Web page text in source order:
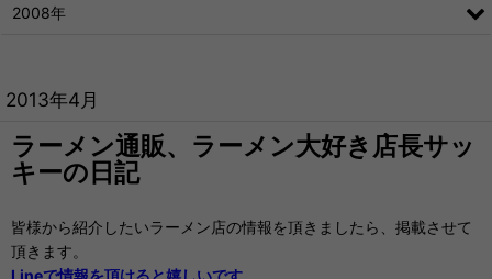
2013年4月
ラーメン通販、ラーメン大好き店長サッ
キーの日記
皆様から紹介したいラーメン店の情報を頂きましたら、掲載させて
頂きます。
2008年